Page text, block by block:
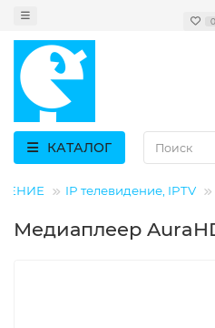
0
КАТАЛОГ
IP телевидение, IPTV
Медиаплеер